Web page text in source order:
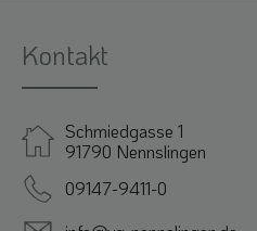
Kontakt
Schmiedgasse 1
91790 Nennslingen
09147-9411-0